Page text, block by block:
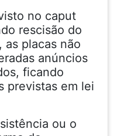
no caput
rescisão do
as placas não
anúncios
ficando
previstas em lei
ou o